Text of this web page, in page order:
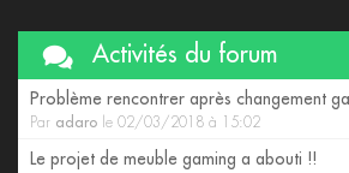
Activités du forum
Problème rencontrer après changement
Par adaro le 02/03/2018 à 15:02
Le projet de meuble gaming a abouti !!